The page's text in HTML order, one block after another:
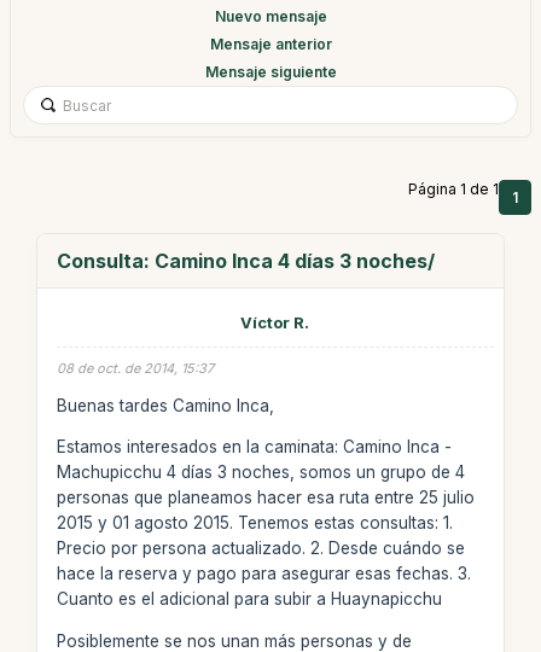
Nuevo mensaje
Mensaje anterior
Mensaje siguiente
Página 1 de 1 1
Consulta: Camino Inca 4 días 3 noches/
Víctor R.
08 de oct. de 2014, 15:37
Buenas tardes Camino Inca,
Estamos interesados en la caminata: Camino Inca -
Machupicchu 4 días 3 noches, somos un grupo de 4
personas que planeamos hacer esa ruta entre 25 julio
2015 y 01 agosto 2015. Tenemos estas consultas: 1.
Precio por persona actualizado. 2. Desde cuándo se
hace la reserva y pago para asegurar esas fechas. 3.
Cuanto es el adicional para subir a Huaynapicchu
Posiblemente se nos unan más personas y de